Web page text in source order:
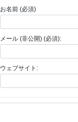
お名前 (必須)
メール (非公開) (必須):
ウェブサイト: